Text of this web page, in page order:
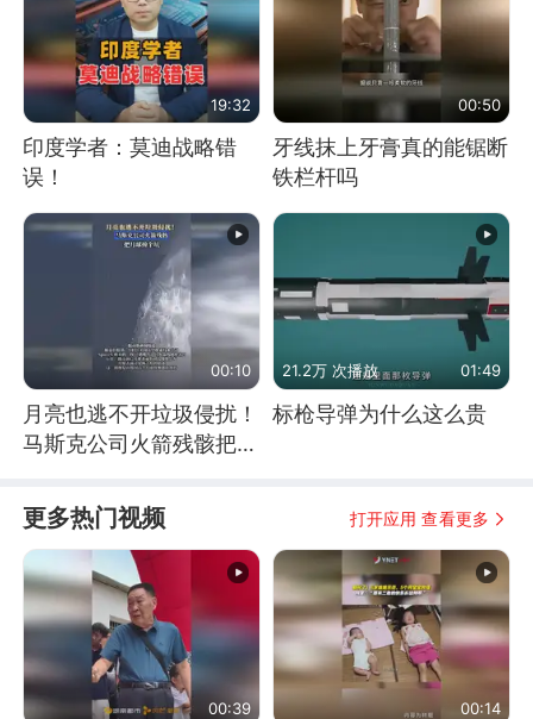
19:32
印度学者：莫迪战略错
误！
00:50
牙线抹上牙膏真的能锯断
铁栏杆吗
00:10
月亮也逃不开垃圾侵扰！
马斯克公司火箭残骸把月
21.2万 次播放 01:49
标枪导弹为什么这么贵
更多热门视频 打开应用 查看更多
00:39 00:14